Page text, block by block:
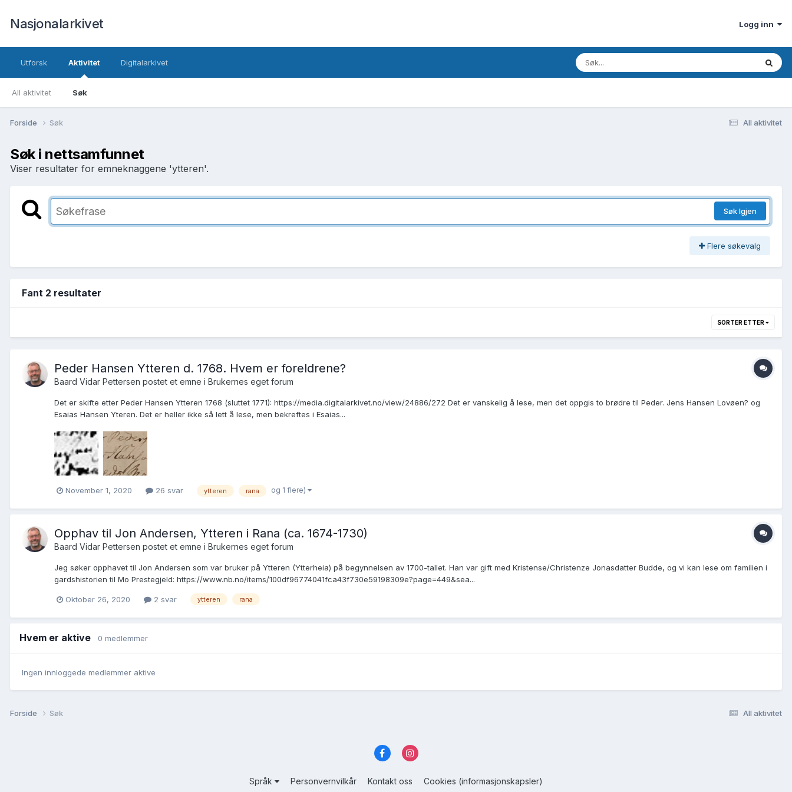
Nasjonalarkivet Logg inn
Utforsk Aktivitet
All aktivitet Søk
Digitalarkivet
All aktivitet
Forside Søk
Søk i nettsamfunnet
Viser resultater for emneknaggene 'ytteren'.
Søk Igjen
Flere søkevalg
Fant 2 resultater
SORTER ETTER
Peder Hansen Ytteren d. 1768. Hvem er foreldrene?
Baard Vidar Pettersen postet et emne i Brukernes eget forum
Det er skifte etter Peder Hansen Ytteren 1768 (sluttet 1771): https://media.digitalarkivet.no/view/24886/272 Det er vanskelig å lese, men det oppgis to brødre til Peder. Jens Hansen Lovøen? og
Esaias Hansen Yteren. Det er heller ikke så lett å lese, men bekreftes i Esaias...
November 1, 2020 26 svar ytteren rana og 1 flere)
Opphav til Jon Andersen, Ytteren i Rana (ca. 1674-1730)
Baard Vidar Pettersen postet et emne i Brukernes eget forum
Jeg søker opphavet til Jon Andersen som var bruker på Ytteren (Ytterheia) på begynnelsen av 1700-tallet. Han var gift med Kristense/Christenze Jonasdatter Budde, og vi kan lese om familien i
gardshistorien til Mo Prestegjeld: https://www.nb.no/items/100df96774041fca43f730e59198309e?page=449&sea...
Oktober 26, 2020 2 svar ytteren rana
Hvem er aktive 0 medlemmer
Ingen innloggede medlemmer aktive
All aktivitet
Forside Søk
Språk Personvernvilkår Kontakt oss Cookies (informasjonskapsler)